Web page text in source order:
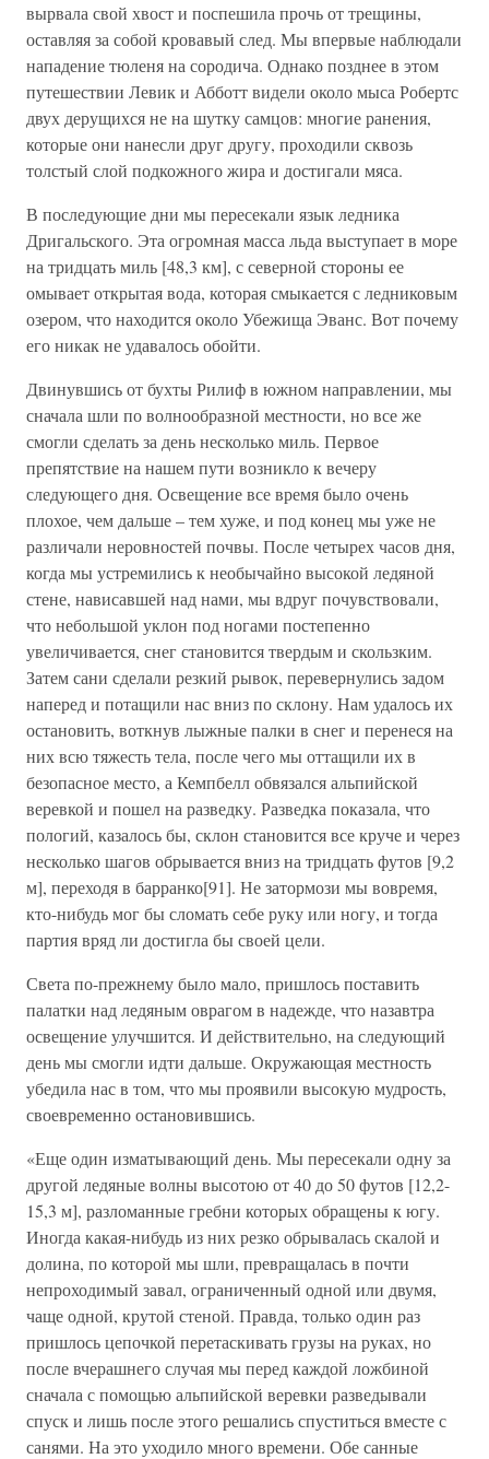
вырвала свой хвост и поспешила прочь от трещины,
оставляя за собой кровавый след. Мы впервые наблюдали
нападение тюленя на сородича. Однако позднее в этом
путешествии Левик и Абботт видели около мыса Робертс
двух дерущихся не на шутку самцов: многие ранения,
которые они нанесли друг другу, проходили сквозь
толстый слой подкожного жира и достигали мяса.
В последующие дни мы пересекали язык ледника
Дригальского. Эта огромная масса льда выступает в море
на тридцать миль [48,3 км], с северной стороны ее
омывает открытая вода, которая смыкается с ледниковым
озером, что находится около Убежища Эванс. Вот почему
его никак не удавалось обойти.
Двинувшись от бухты Рилиф в южном направлении, мы
сначала шли по волнообразной местности, но все же
смогли сделать за день несколько миль. Первое
препятствие на нашем пути возникло к вечеру
следующего дня. Освещение все время было очень
плохое, чем дальше – тем хуже, и под конец мы уже не
различали неровностей почвы. После четырех часов дня,
когда мы устремились к необычайно высокой ледяной
стене, нависавшей над нами, мы вдруг почувствовали,
что небольшой уклон под ногами постепенно
увеличивается, снег становится твердым и скользким.
Затем сани сделали резкий рывок, перевернулись задом
наперед и потащили нас вниз по склону. Нам удалось их
остановить, воткнув лыжные палки в снег и перенеся на
них всю тяжесть тела, после чего мы оттащили их в
безопасное место, а Кемпбелл обвязался альпийской
веревкой и пошел на разведку. Разведка показала, что
пологий, казалось бы, склон становится все круче и через
несколько шагов обрывается вниз на тридцать футов [9,2
м], переходя в барранко[91]. Не затормози мы вовремя,
кто-нибудь мог бы сломать себе руку или ногу, и тогда
партия вряд ли достигла бы своей цели.
Света по-прежнему было мало, пришлось поставить
палатки над ледяным оврагом в надежде, что назавтра
освещение улучшится. И действительно, на следующий
день мы смогли идти дальше. Окружающая местность
убедила нас в том, что мы проявили высокую мудрость,
своевременно остановившись.
«Еще один изматывающий день. Мы пересекали одну за
другой ледяные волны высотою от 40 до 50 футов [12,2-
15,3 м], разломанные гребни которых обращены к югу.
Иногда какая-нибудь из них резко обрывалась скалой и
долина, по которой мы шли, превращалась в почти
непроходимый завал, ограниченный одной или двумя,
чаще одной, крутой стеной. Правда, только один раз
пришлось цепочкой перетаскивать грузы на руках, но
после вчерашнего случая мы перед каждой ложбиной
сначала с помощью альпийской веревки разведывали
спуск и лишь после этого решались спуститься вместе с
санями. На это уходило много времени. Обе санные